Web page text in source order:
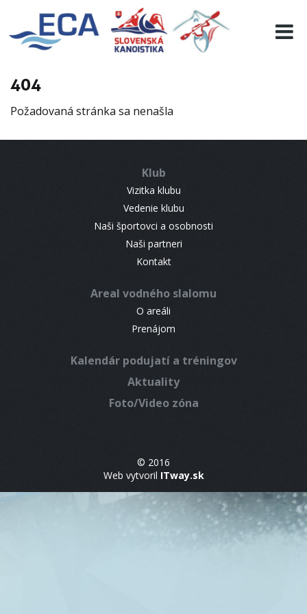
404
Požadovaná stránka sa nenašla
Klub
Vizitka klubu
Vedenie klubu
Naši športovci a osobnosti
Naši partneri
Kontakt
Areal vodného slalomu
O areáli
Prenájom
Kalendár podujatí a tréningov
Aktuality
Foto/Video zóna
© 2016
Web vytvoril ITway.sk
EURO 19
INFO
RESULTS
CONTACT